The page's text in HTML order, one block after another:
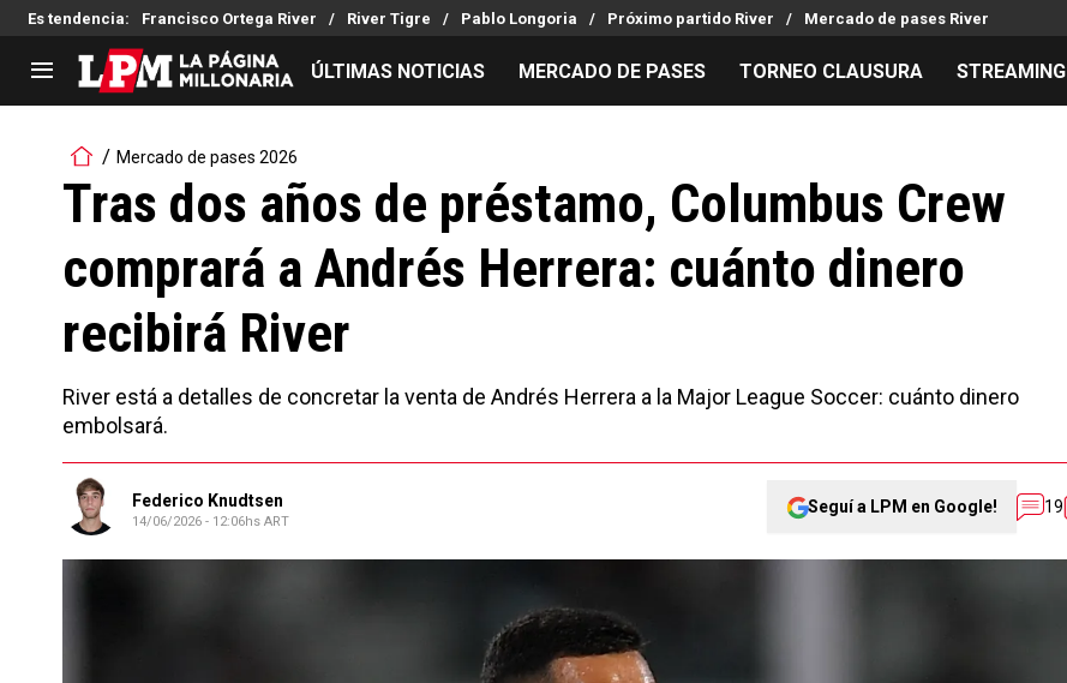
Es tendencia: Francisco Ortega River River Tigre Pablo Longoria Próximo partido River Mercado de pases River
LIGA PROFESIONAL
Noticias
Tabla de posiciones
Reserva
Copa Sudamericana
Copa Argentina
Selección Argentina
Mercado de Pases
Análisis tácticos
Chacho Coudet
Streaming
Entradas
Hinchas
Los goles de River
Guías
ÚLTIMAS NOTICIAS MERCADO DE PASES TORNEO CLAUSURA STREAMING
Mercado de pases 2026
Tras dos años de préstamo, Columbus Crew
comprará a Andrés Herrera: cuánto dinero
recibirá River
River está a detalles de concretar la venta de Andrés Herrera a la Major League Soccer: cuánto dinero
embolsará.
Federico Knudtsen
14/06/2026 - 12:06hs ART
Seguí a LPM en Google! 19